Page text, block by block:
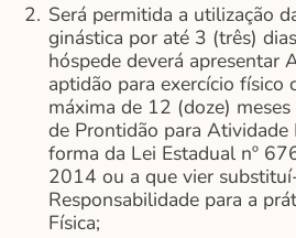
Será permitida a utilização
ginástica por até 3 (três)
hóspede deverá apresentar
aptidão para exercício físico
máxima de 12 (doze)
de Prontidão para Atividade
forma da Lei Estadual nº
2014 ou a que vier
Responsabilidade para a
Física;